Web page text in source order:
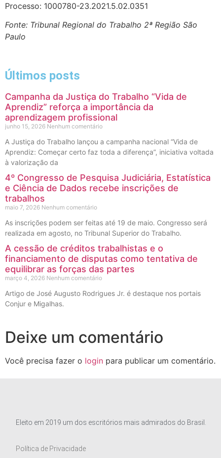
Processo: 1000780-23.2021.5.02.0351
Fonte: Tribunal Regional do Trabalho 2ª Região São
Paulo
Últimos posts
Campanha da Justiça do Trabalho “Vida de
Aprendiz” reforça a importância da
aprendizagem profissional
junho 15, 2026 Nenhum comentário
A Justiça do Trabalho lançou a campanha nacional “Vida de
Aprendiz: Começar certo faz toda a diferença”, iniciativa voltada
à valorização da
4º Congresso de Pesquisa Judiciária, Estatística
e Ciência de Dados recebe inscrições de
trabalhos
maio 7, 2026 Nenhum comentário
As inscrições podem ser feitas até 19 de maio. Congresso será
realizada em agosto, no Tribunal Superior do Trabalho.
A cessão de créditos trabalhistas e o
financiamento de disputas como tentativa de
equilibrar as forças das partes
março 4, 2026 Nenhum comentário
Artigo de José Augusto Rodrigues Jr. é destaque nos portais
Conjur e Migalhas.
Deixe um comentário
Você precisa fazer o login para publicar um comentário.
Eleito em 2019 um dos escritórios mais admirados do Brasil.
Política de Privacidade